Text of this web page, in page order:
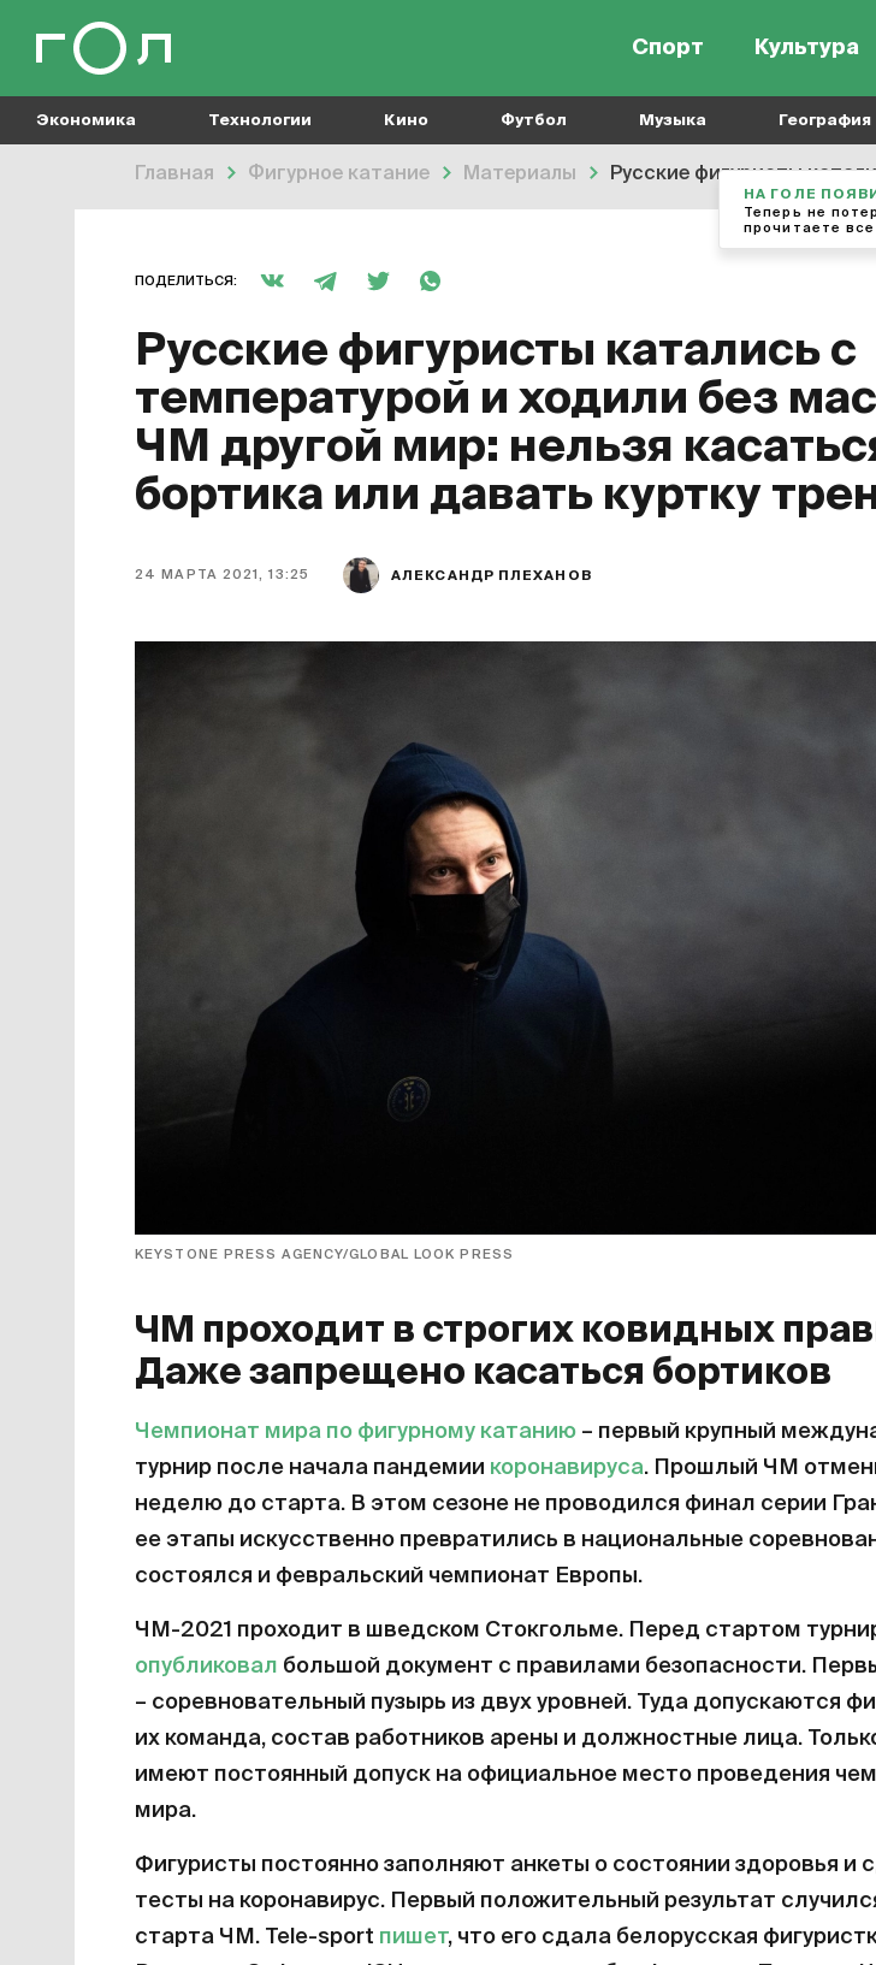
Спорт Культура
Экономика Технологии Кино Футбол Музыка География
Главная Фигурное катание Материалы Русские фигуристы катались с
ПОДЕЛИТЬСЯ:
Русские фигуристы катались с
температурой и ходили без
ЧМ другой мир: нельзя
бортика или давать куртку
24 МАРТА 2021, 13:25 АЛЕКСАНДР ПЛЕХАНОВ
KEYSTONE PRESS AGENCY/GLOBAL LOOK PRESS
ЧМ проходит в строгих ковидных
Даже запрещено касаться бортиков
Чемпионат мира по фигурному катанию – первый крупный
турнир после начала пандемии коронавируса. Прошлый ЧМ
неделю до старта. В этом сезоне не проводился финал серии
ее этапы искусственно превратились в национальные
состоялся и февральский чемпионат Европы.
ЧМ-2021 проходит в шведском Стокгольме. Перед стартом
опубликовал большой документ с правилами безопасности.
– соревновательный пузырь из двух уровней. Туда допускаются
их команда, состав работников арены и должностные лица.
имеют постоянный допуск на официальное место проведения
мира.
Фигуристы постоянно заполняют анкеты о состоянии здоровья и
тесты на коронавирус. Первый положительный результат
старта ЧМ. Tele-sport пишет, что его сдала белорусская
НА ГОЛЕ
Теперь не
прочитаете